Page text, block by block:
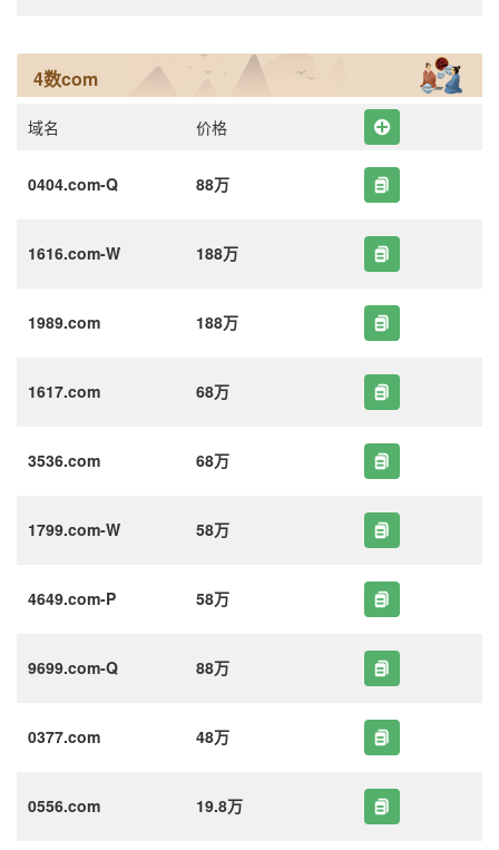
4数com
域名 价格
0404.com-Q 88万
1616.com-W 188万
1989.com 188万
1617.com 68万
3536.com 68万
1799.com-W 58万
4649.com-P 58万
9699.com-Q 88万
0377.com 48万
0556.com 19.8万